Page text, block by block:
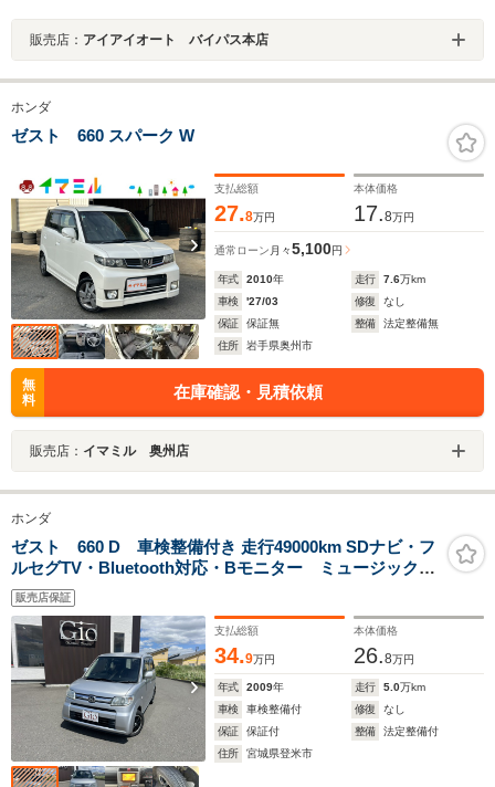
販売店： アイアイオート バイパス本店
ホンダ
ゼスト 660 スパーク W
支払総額
27.8万円
本体価格
17.8万円
通常ローン 月々5,100円
年式 2010年 走行 7.6万km
車検
'27/03 修復
なし
保証
保証無 整備
法定整備無
住所
岩手県奥州市
無
料
在庫確認・見積依頼
販売店： イマミル 奥州店
ホンダ
ゼスト 660 D 車検整備付き 走行49000km SDナビ・フ
ルセグTV・Bluetooth対応・Bモニター ミュージックプ
レイヤー接続可 スマートキー オートエアコン&電動格
納ミラー ベンチシート 販売保証
販売店保証
支払総額
34.9万円
本体価格
26.8万円
年式 2009年 走行 5.0万km
車検
車検整備付 修復
なし
保証
保証付 整備
法定整備付
住所
宮城県登米市